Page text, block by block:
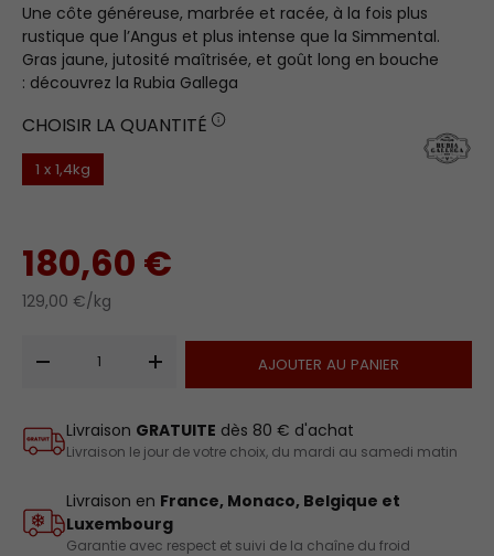
Une côte généreuse, marbrée et racée, à la fois plus
rustique que l’Angus et plus intense que la Simmental.
Gras jaune, jutosité maîtrisée, et goût long en bouche
: découvrez la Rubia Gallega
CHOISIR LA QUANTITÉ
1 x 1,4kg
180,60 €
129,00 €/kg
-
+ AJOUTER AU PANIER
Livraison GRATUITE dès 80 € d'achat
Livraison le jour de votre choix, du mardi au samedi matin
Livraison en France, Monaco, Belgique et
Luxembourg
Garantie avec respect et suivi de la chaîne du froid